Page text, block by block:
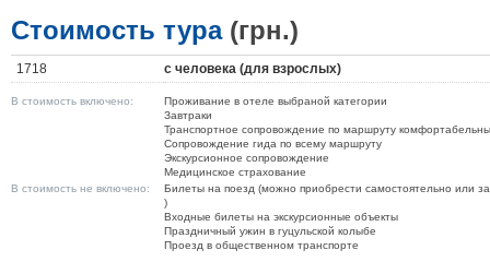
Стоимость тура (грн.)
1718 с человека (для взрослых)
В стоимость включено:
Проживание в отеле выбраной категории
Завтраки
Транспортное сопровождение по маршруту
Сопровождение гида по всему маршруту
Экскурсионное сопровождение
Медицинское страхование
В стоимость не включено:
Билеты на поезд (можно приобрести самостоятельно или
)
Входные билеты на экскурсионные объекты
Праздничный ужин в гуцульской колыбе
Проезд в общественном транспорте